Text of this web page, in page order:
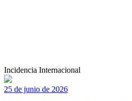
Incidencia Internacional
25 de junio de 2026